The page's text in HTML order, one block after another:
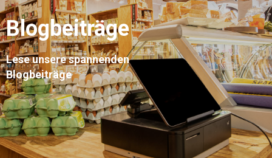
Blogbeiträge
Lese unsere spannenden
Blogbeiträge